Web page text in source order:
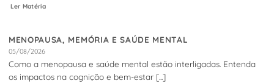
Ler Matéria
MENOPAUSA, MEMÓRIA E SAÚDE MENTAL
05/08/2026
Como a menopausa e saúde mental estão interligadas. Entenda
os impactos na cognição e bem-estar [...]